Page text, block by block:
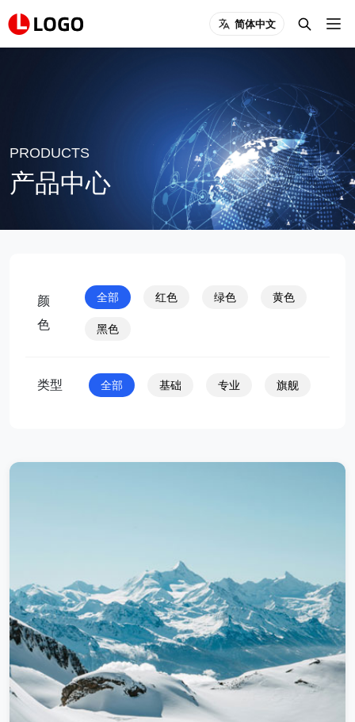
简体中文
PRODUCTS
产品中心
颜
色
全部 红色 绿色 黄色
黑色
类型 全部 基础 专业 旗舰